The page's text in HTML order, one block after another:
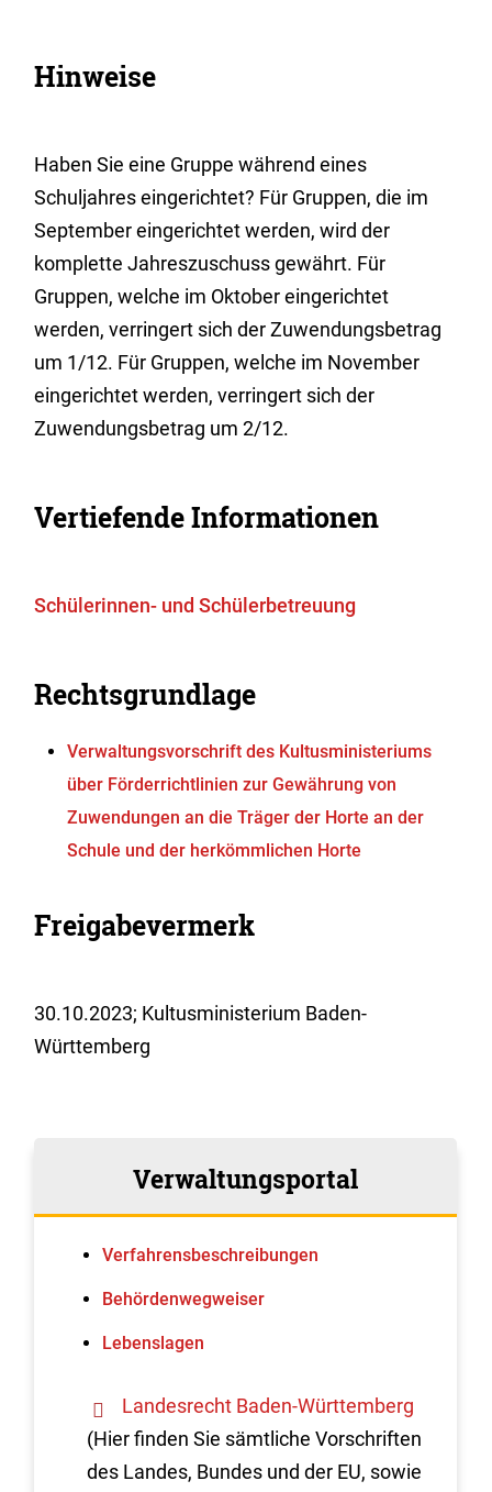
Hinweise
Haben Sie eine Gruppe während eines
Schuljahres eingerichtet? Für Gruppen, die im
September eingerichtet werden, wird der
komplette Jahreszuschuss gewährt. Für
Gruppen, welche im Oktober eingerichtet
werden, verringert sich der Zuwendungsbetrag
um 1/12. Für Gruppen, welche im November
eingerichtet werden, verringert sich der
Zuwendungsbetrag um 2/12.
Vertiefende Informationen
Schülerinnen- und Schülerbetreuung
Rechtsgrundlage
Verwaltungsvorschrift des Kultusministeriums
über Förderrichtlinien zur Gewährung von
Zuwendungen an die Träger der Horte an der
Schule und der herkömmlichen Horte
Freigabevermerk
30.10.2023; Kultusministerium Baden-
Württemberg
Verwaltungsportal
Verfahrens­beschreibungen
Behördenwegweiser
Lebenslagen
Landesrecht Baden-Württemberg
(Hier finden Sie sämtliche Vorschriften
des Landes, Bundes und der EU, sowie